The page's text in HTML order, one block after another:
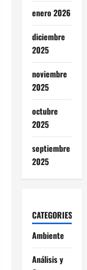
enero 2026
diciembre
2025
noviembre
2025
octubre
2025
septiembre
2025
CATEGORIES
Ambiente
Análisis y